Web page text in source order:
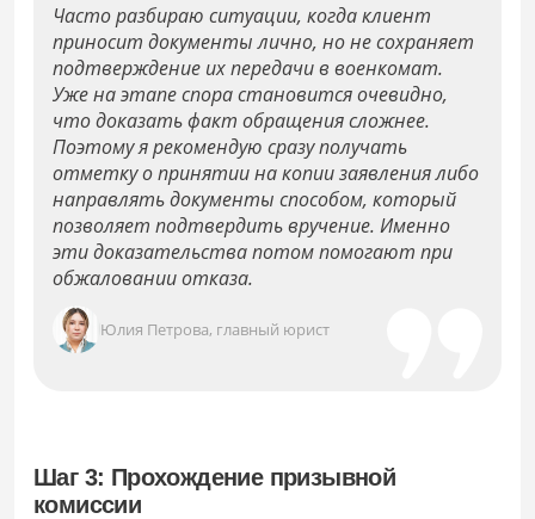
Часто разбираю ситуации, когда клиент
приносит документы лично, но не сохраняет
подтверждение их передачи в военкомат.
Уже на этапе спора становится очевидно,
что доказать факт обращения сложнее.
Поэтому я рекомендую сразу получать
отметку о принятии на копии заявления либо
направлять документы способом, который
позволяет подтвердить вручение. Именно
эти доказательства потом помогают при
обжаловании отказа.
Юлия Петрова, главный юрист
Шаг 3: Прохождение призывной
комиссии